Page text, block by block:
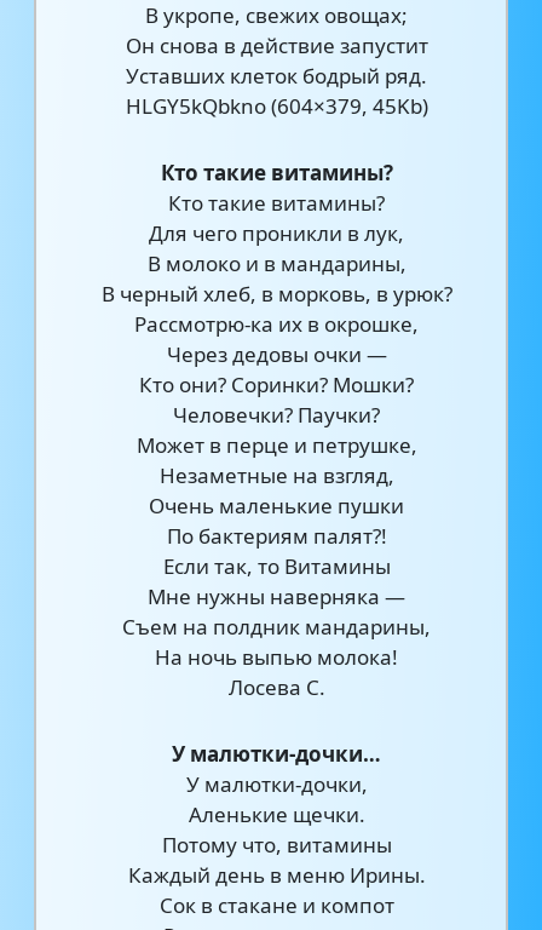
В укропе, свежих овощах;
Он снова в действие запустит
Уставших клеток бодрый ряд.
HLGY5kQbkno (604×379, 45Kb)
Кто такие витамины?
Кто такие витамины?
Для чего проникли в лук,
В молоко и в мандарины,
В черный хлеб, в морковь, в урюк?
Рассмотрю-ка их в окрошке,
Через дедовы очки —
Кто они? Соринки? Мошки?
Человечки? Паучки?
Может в перце и петрушке,
Незаметные на взгляд,
Очень маленькие пушки
По бактериям палят?!
Если так, то Витамины
Мне нужны наверняка —
Съем на полдник мандарины,
На ночь выпью молока!
Лосева С.
У малютки-дочки…
У малютки-дочки,
Аленькие щечки.
Потому что, витамины
Каждый день в меню Ирины.
Сок в стакане и компот